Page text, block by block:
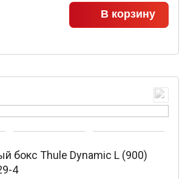
В корзину
бокс Thule Dynamic L (900)
4